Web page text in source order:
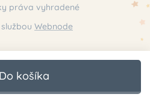
Do košíka
práva vyhradené
Webnode